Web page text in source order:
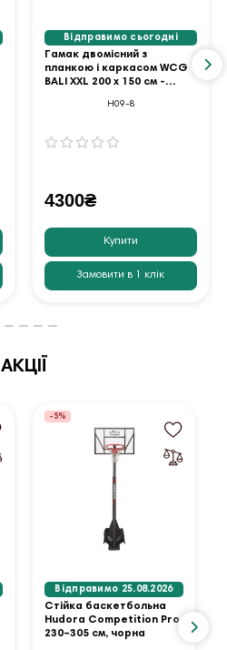
Відправимо сьогодні
Гамак двомісний з
планкою і каркасом WCG
BALI XХL 200 х 150 см -
H09-8
4300₴
Купити
Замовити в 1 клік
АКЦІЇ
-5%
Відправимо 25.08.2026
Стійка баскетбольна
Hudora Competition Pro
230–305 см, чорна